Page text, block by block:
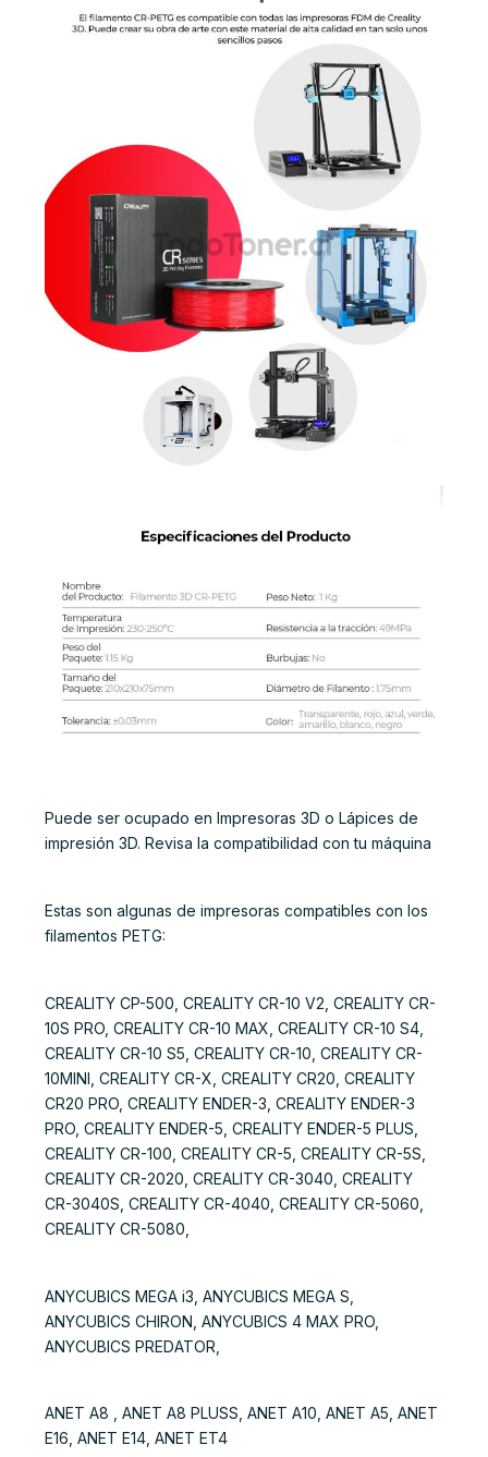
Puede ser ocupado en Impresoras 3D o Lápices de
impresión 3D. Revisa la compatibilidad con tu máquina
Estas son algunas de impresoras compatibles con los
filamentos PETG:
CREALITY CP-500, CREALITY CR-10 V2, CREALITY CR-
10S PRO, CREALITY CR-10 MAX, CREALITY CR-10 S4,
CREALITY CR-10 S5, CREALITY CR-10, CREALITY CR-
10MINI, CREALITY CR-X, CREALITY CR20, CREALITY
CR20 PRO, CREALITY ENDER-3, CREALITY ENDER-3
PRO, CREALITY ENDER-5, CREALITY ENDER-5 PLUS,
CREALITY CR-100, CREALITY CR-5, CREALITY CR-5S,
CREALITY CR-2020, CREALITY CR-3040, CREALITY
CR-3040S, CREALITY CR-4040, CREALITY CR-5060,
CREALITY CR-5080,
ANYCUBICS MEGA i3, ANYCUBICS MEGA S,
ANYCUBICS CHIRON, ANYCUBICS 4 MAX PRO,
ANYCUBICS PREDATOR,
ANET A8 , ANET A8 PLUSS, ANET A10, ANET A5, ANET
E16, ANET E14, ANET ET4